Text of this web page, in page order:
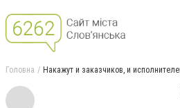
Головна Накажут и заказчиков, и